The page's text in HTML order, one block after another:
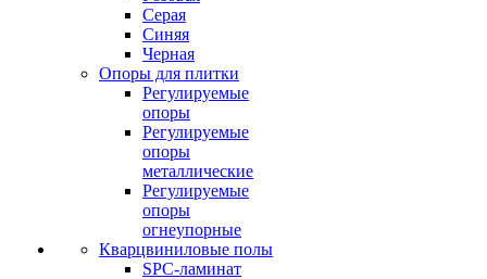
Серая
Синяя
Черная
Опоры для плитки
Регулируемые
опоры
Регулируемые
опоры
металлические
Регулируемые
опоры
огнеупорные
Кварцвиниловые полы
SPC-ламинат